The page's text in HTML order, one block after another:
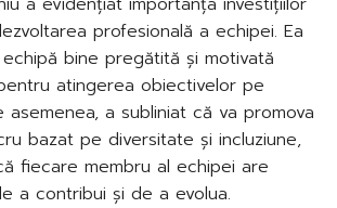
profesională a echipei. Ea
bine pregătită și motivată
atingerea obiectivelor pe
asemenea, a subliniat că va promova
bazat pe diversitate și incluziune,
fiecare membru al echipei are
a contribui și de a evolua.